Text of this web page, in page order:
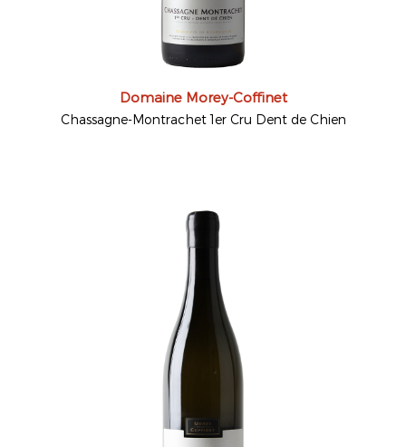
Domaine Morey-Coffinet
Chassagne-Montrachet 1er Cru Dent de Chien